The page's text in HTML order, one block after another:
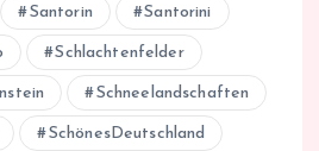
Santorin Santorini
Schlachtenfelder
Schneelandschaften
SchönesDeutschland